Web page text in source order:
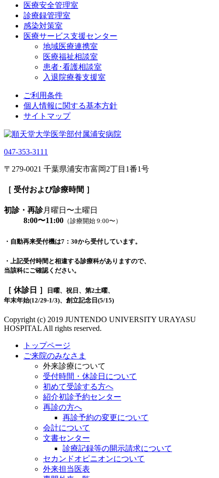
医療安全管理室
診療録管理室
感染対策室
医療サービス支援センター
地域医療連携室
医療福祉相談室
患者･看護相談室
入退院療養支援室
ご利用条件
個人情報に関する基本方針
サイトマップ
047-353-3111
〒279-0021 千葉県浦安市富岡2丁目1番1号
［ 受付および診療時間 ］
初診・再診月曜日〜土曜日
8:00〜11:00 （診療開始 9:00〜）
・自動再来受付機は7：30から受付しています。
・上記受付時間と相違する診療科がありますので、
当該科にご確認ください。
［ 休診日 ］
日曜、祝日、第2土曜、
年末年始(12/29-1/3)、創立記念日(5/15)
Copyright (c) 2019 JUNTENDO UNIVERSITY URAYASU
HOSPITAL All rights reserved.
トップページ
ご来院のみなさま
外来診療について
受付時間・休診日について
初めて受診する方へ
紹介初診予約センター
再診の方へ
再診予約の変更について
会計について
文書センター
診療記録等の開示請求について
セカンドオピニオンについて
外来担当医表